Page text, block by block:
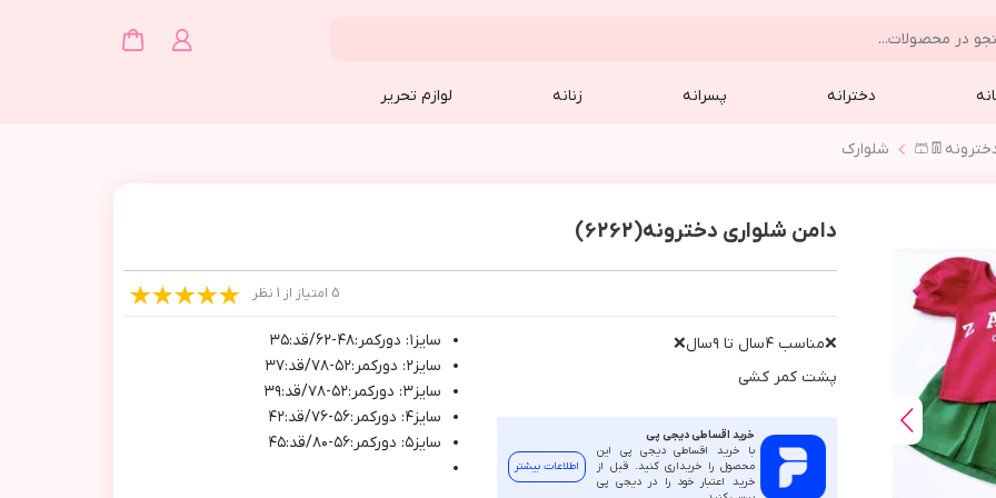
دخترانه پسرانه زنانه لوازم تحریر
شلوارك
دامن شلواری دخترونه(6262)
5 امتیاز از 1 نظر
❌مناسب ٤سال تا ٩سال❌
پشت كمر كشي
خرید اقساطی دیجی پی
با خرید اقساطی دیجی پی این
محصول را خریداری کنید. قبل از
خرید اعتبار خود را در دیجی پی
اطلاعات بیشتر
سايز١: دوركمر:٤٨-٦٢/قد:٣٥
سايز٢: دوركمر:٥٢-٧٨/قد:٣٧
سايز٣: دوركمر:٥٢-٧٨/قد:٣٩
سايز٤: دوركمر:٥٦-٧٦/قد:٤٢
سايز٥: دوركمر:٥٦-٨٠/قد:٤٥